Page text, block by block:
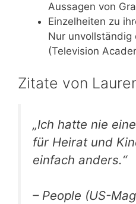
Aussagen von
Einzelheiten zu
Nur
(Television
Zitate von
„Ich hatte nie
für Heirat und
einfach anders.“
– People (US-